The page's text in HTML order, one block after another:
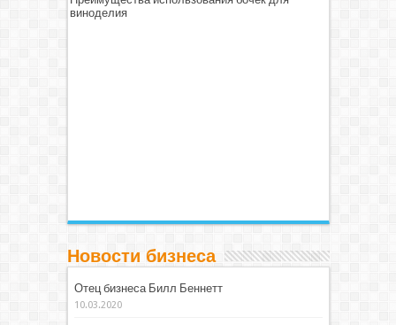
виноделия
Новости бизнеса
Отец бизнеса Билл Беннетт
10.03.2020